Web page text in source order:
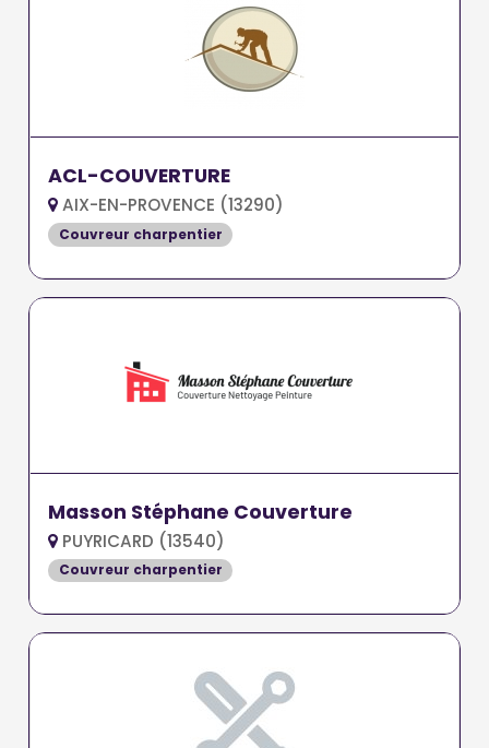
ACL-COUVERTURE
AIX-EN-PROVENCE (13290)
Couvreur charpentier
Masson Stéphane Couverture
PUYRICARD (13540)
Couvreur charpentier